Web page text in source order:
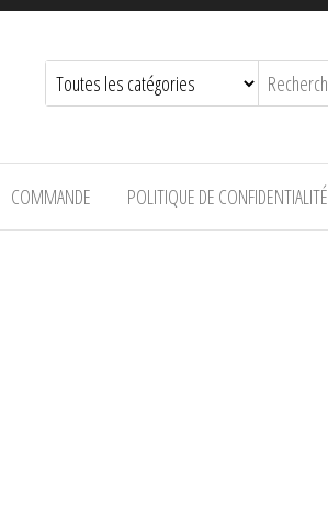
COMMANDE POLITIQUE DE CONFIDENTIALITÉ